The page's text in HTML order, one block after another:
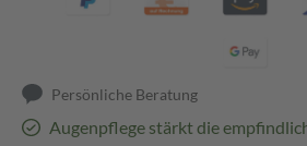
Persönliche Beratung
Augenpflege stärkt die